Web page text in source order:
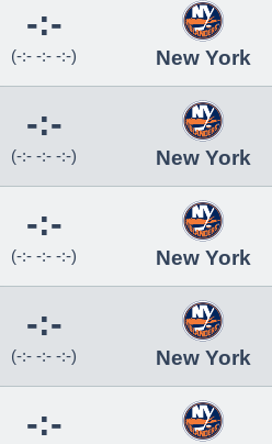
-:-
(-:- -:- -:-) New York
-:-
(-:- -:- -:-) New York
-:-
(-:- -:- -:-) New York
-:-
(-:- -:- -:-) New York
-:-